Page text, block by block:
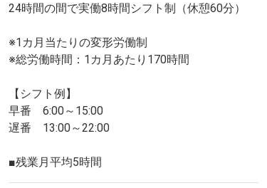
24時間の間で実働8時間シフト制（休憩60分）
※1カ月当たりの変形労働制
※総労働時間：1カ月あたり170時間
【シフト例】
早番 6:00～15:00
遅番 13:00～22:00
■残業月平均5時間